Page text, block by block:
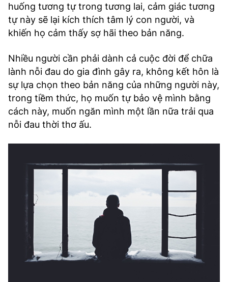
huống tương tự trong tương lai, cảm giác tương
tự này sẽ lại kích thích tâm lý con người, và
khiến họ cảm thấy sợ hãi theo bản năng.
Nhiều người cần phải dành cả cuộc đời để chữa
lành nỗi đau do gia đình gây ra, không kết hôn là
sự lựa chọn theo bản năng của những người này,
trong tiềm thức, họ muốn tự bảo vệ mình bằng
cách này, muốn ngăn mình một lần nữa trải qua
nỗi đau thời thơ ấu.